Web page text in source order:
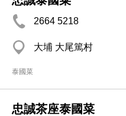
2664 5218
大埔 大尾篤村
泰國菜
忠誠茶座泰國菜